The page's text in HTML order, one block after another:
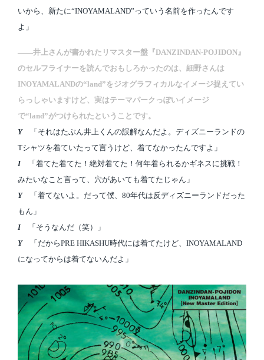
いから、新たに“INOYAMALAND”っていう名前を作ったんです
よ」
――井上さんが書かれたリマスター盤『DANZINDAN-POJIDON』
のセルフライナーを読んでおもしろかったのは、細野さんは
INOYAMALANDの“land”をジオグラフィカルなイメージ捉えてい
らっしゃいますけど、実はテーマパークっぽいイメージ
で“land”がつけられたということです。
Y「それはたぶん井上くんの誤解なんだよ。ディズニーランドの
Tシャツを着ていたって言うけど、着てなかったんですよ」
I「着てた着てた！絶対着てた！何年着られるかギネスに挑戦！
みたいなこと言って、穴があいても着てたじゃん」
Y「着てないよ。だって僕、80年代は反ディズニーランドだった
もん」
I「そうなんだ（笑）」
Y「だからPRE HIKASHU時代には着てたけど、INOYAMALAND
になってからは着てないんだよ」